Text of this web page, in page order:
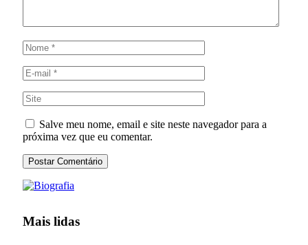
Salve meu nome, email e site neste navegador para a
próxima vez que eu comentar.
Mais lidas